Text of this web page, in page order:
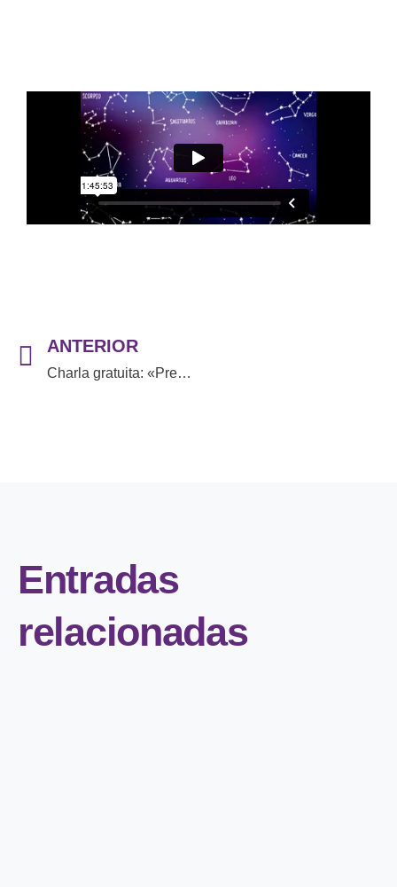
ANTERIOR
Charla gratuita: «Premenopausia, un nuevo camino como transitarlo»
Entradas
relacionadas